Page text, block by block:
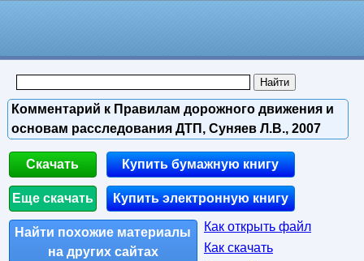
Комментарий к Правилам дорожного движения и
основам расследования ДТП, Суняев Л.В., 2007
Скачать
Еще скачать
Купить бумажную книгу
Купить электронную книгу
Найти похожие материалы
на других сайтах
Как открыть файл
Как скачать